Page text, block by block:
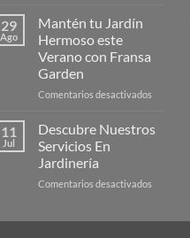
29
Ago
Mantén tu Jardín
Hermoso este
Verano con Fransa
Garden
Comentarios desactivados
Jardín
11
Jul
Descubre Nuestros
Servicios En
Jardinería
Comentarios desactivados